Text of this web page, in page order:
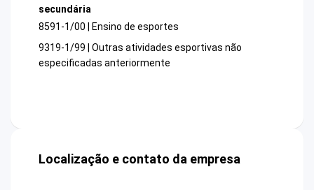
secundária
8591-1/00 | Ensino de esportes
9319-1/99 | Outras atividades esportivas não
especificadas anteriormente
Localização e contato da empresa